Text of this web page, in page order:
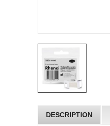
DESCRIPTION